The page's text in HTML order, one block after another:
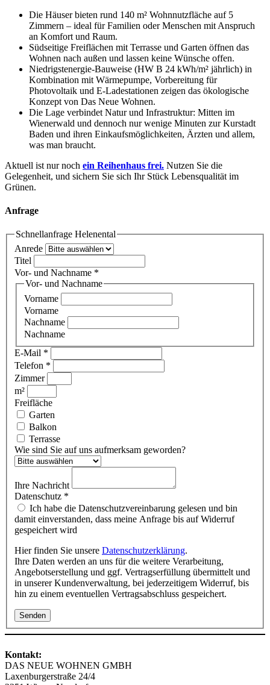
Die Häuser bieten rund 140 m² Wohnnutzfläche auf 5
Zimmern – ideal für Familien oder Menschen mit Anspruch
an Komfort und Raum.
Südseitige Freiflächen mit Terrasse und Garten öffnen das
Wohnen nach außen und lassen keine Wünsche offen.
Niedrigstenergie‐Bauweise (HW B 24 kWh/m² jährlich) in
Kombination mit Wärmepumpe, Vorbereitung für
Photovoltaik und E-Ladestationen zeigen das ökologische
Konzept von Das Neue Wohnen.
Die Lage verbindet Natur und Infrastruktur: Mitten im
Wienerwald und dennoch nur wenige Minuten zur Kurstadt
Baden und ihren Einkaufsmöglichkeiten, Ärzten und allem,
was man braucht.
Aktuell ist nur noch ein Reihenhaus frei. Nutzen Sie die
Gelegenheit, und sichern Sie sich Ihr Stück Lebensqualität im
Grünen.
Anfrage
Schnellanfrage Helenental
Anrede
Titel
Vor- und Nachname *
Vor- und Nachname
Vorname
Vorname
Nachname
Nachname
E-Mail *
Telefon *
Zimmer
m²
Freifläche
Garten
Balkon
Terrasse
Wie sind Sie auf uns aufmerksam geworden?
Ihre Nachricht
Datenschutz *
Ich habe die Datenschutzvereinbarung gelesen und bin
damit einverstanden, dass meine Anfrage bis auf Widerruf
gespeichert wird
Hier finden Sie unsere Datenschutzerklärung.
Ihre Daten werden an uns für die weitere Verarbeitung,
Angebotserstellung und ggf. Vertragserfüllung übermittelt und
in unserer Kundenverwaltung, bei jederzeitigem Widerruf, bis
hin zu einem eventuellen Vertragsabschluss gespeichert.
Senden
Kontakt:
DAS NEUE WOHNEN GMBH
Laxenburgerstraße 24/4